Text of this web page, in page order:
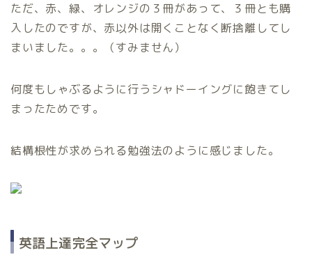
ただ、赤、緑、オレンジの３冊があって、３冊とも購
入したのですが、赤以外は開くことなく断捨離してし
まいました。。。（すみません）
何度もしゃぶるように行うシャドーイングに飽きてし
まったためです。
結構根性が求められる勉強法のように感じました。
英語上達完全マップ